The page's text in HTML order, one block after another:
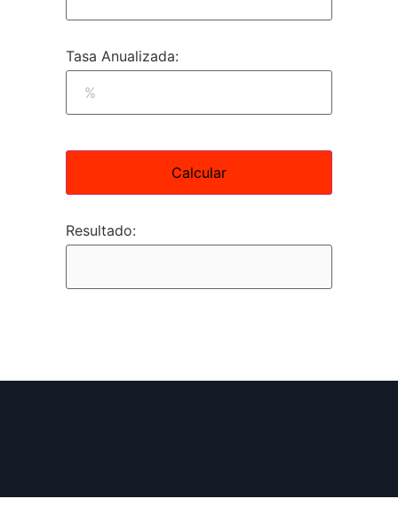
Tasa Anualizada:
Calcular
Resultado: